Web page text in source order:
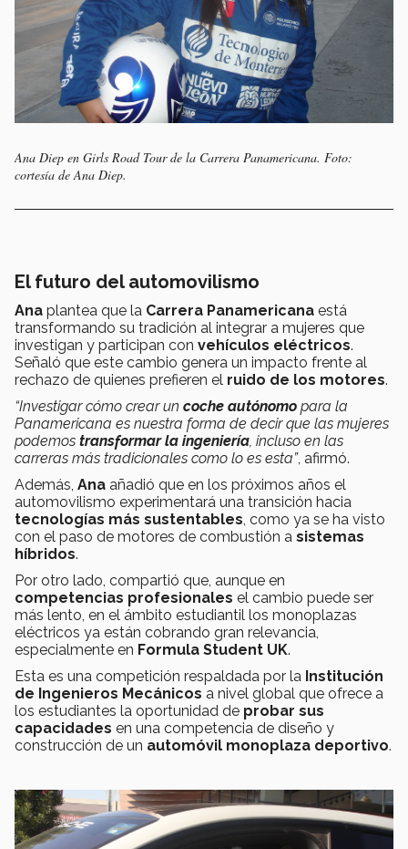
Ana Diep en Girls Road Tour de la Carrera Panamericana. Foto:
cortesía de Ana Diep.
El futuro del automovilismo
Ana plantea que la Carrera Panamericana está
transformando su tradición al integrar a mujeres que
investigan y participan con vehículos eléctricos.
Señaló que este cambio genera un impacto frente al
rechazo de quienes prefieren el ruido de los motores.
“Investigar cómo crear un coche autónomo para la
Panamericana es nuestra forma de decir que las mujeres
podemos transformar la ingeniería, incluso en las
carreras más tradicionales como lo es esta”, afirmó.
Además, Ana añadió que en los próximos años el
automovilismo experimentará una transición hacia
tecnologías más sustentables, como ya se ha visto
con el paso de motores de combustión a sistemas
híbridos.
Por otro lado, compartió que, aunque en
competencias profesionales el cambio puede ser
más lento, en el ámbito estudiantil los monoplazas
eléctricos ya están cobrando gran relevancia,
especialmente en Formula Student UK.
Esta es una competición respaldada por la Institución
de Ingenieros Mecánicos a nivel global que ofrece a
los estudiantes la oportunidad de probar sus
capacidades en una competencia de diseño y
construcción de un automóvil monoplaza deportivo.